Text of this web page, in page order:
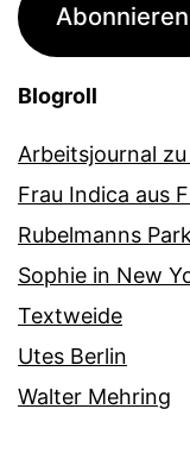
Abonnieren
Blogroll
Arbeitsjournal
Frau Indica aus
Rubelmanns
Sophie in New
Textweide
Utes Berlin
Walter Mehring